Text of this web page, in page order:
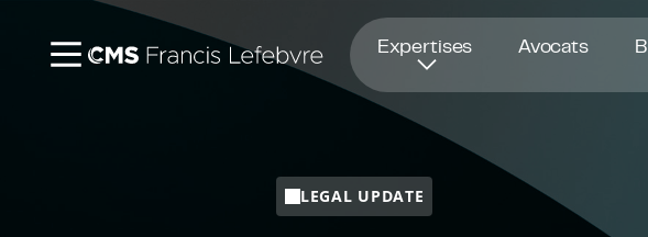
Expertises Avocats
LEGAL UPDATE
Ouvre dans une nouvelle fenêtre